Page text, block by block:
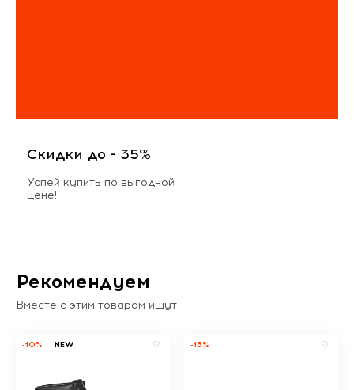
Скидки до - 35%
Успей купить по выгодной
цене!
Рекомендуем
Вместе с этим товаром ищут
-10% NEW -15%